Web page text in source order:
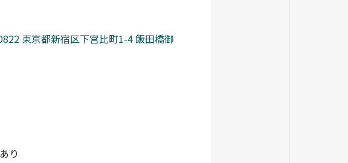
東京都新宿区下宮比町1-4 飯田橋御
り